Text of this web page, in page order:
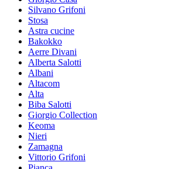
Silvano Grifoni
Stosa
Astra cucine
Bakokko
Aerre Divani
Alberta Salotti
Albani
Altacom
Alta
Biba Salotti
Giorgio Collection
Keoma
Nieri
Zamagna
Vittorio Grifoni